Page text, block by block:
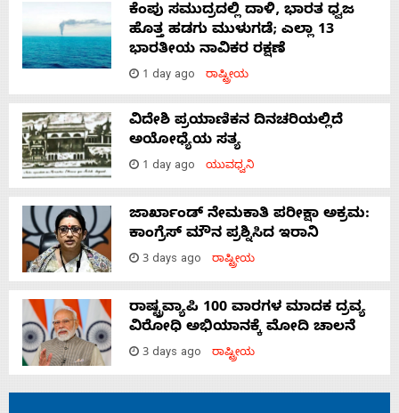
ಕೆಂಪು ಸಮುದ್ರದಲ್ಲಿ ದಾಳಿ, ಭಾರತ ಧ್ವಜ
ಹೊತ್ತ ಹಡಗು ಮುಳುಗಡೆ; ಎಲ್ಲಾ 13
ಭಾರತೀಯ ನಾವಿಕರ ರಕ್ಷಣೆ
1 day ago ರಾಷ್ಟ್ರೀಯ
ವಿದೇಶಿ ಪ್ರಯಾಣಿಕನ ದಿನಚರಿಯಲ್ಲಿದೆ
ಅಯೋಧ್ಯೆಯ ಸತ್ಯ
1 day ago ಯುವಧ್ವನಿ
ಜಾರ್ಖಾಂಡ್‌ ನೇಮಕಾತಿ ಪರೀಕ್ಷಾ ಅಕ್ರಮ:
ಕಾಂಗ್ರೆಸ್‌ ಮೌನ ಪ್ರಶ್ನಿಸಿದ ಇರಾನಿ
3 days ago ರಾಷ್ಟ್ರೀಯ
ರಾಷ್ಟ್ರವ್ಯಾಪಿ 100 ವಾರಗಳ ಮಾದಕ ದ್ರವ್ಯ
ವಿರೋಧಿ ಅಭಿಯಾನಕ್ಕೆ ಮೋದಿ ಚಾಲನೆ
3 days ago ರಾಷ್ಟ್ರೀಯ